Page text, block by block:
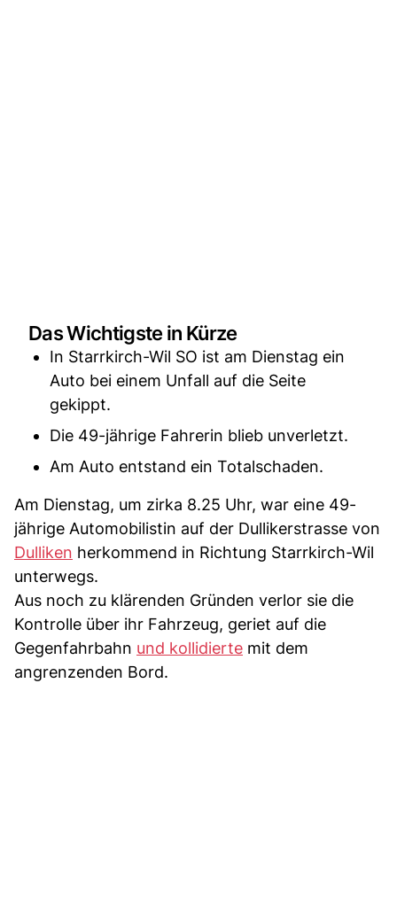
Das Wichtigste in Kürze
In Starrkirch-Wil SO ist am Dienstag ein
Auto bei einem Unfall auf die Seite
gekippt.
Die 49-jährige Fahrerin blieb unverletzt.
Am Auto entstand ein Totalschaden.
Am Dienstag, um zirka 8.25 Uhr, war eine 49-
jährige Automobilistin auf der Dullikerstrasse von
Dulliken herkommend in Richtung Starrkirch-Wil
unterwegs.
Aus noch zu klärenden Gründen verlor sie die
Kontrolle über ihr Fahrzeug, geriet auf die
Gegenfahrbahn und kollidierte mit dem
angrenzenden Bord.